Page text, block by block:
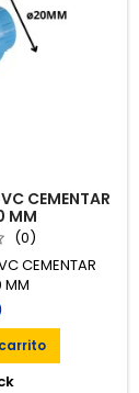
CEMENTAR
MM
(0)
CEMENTAR
MM